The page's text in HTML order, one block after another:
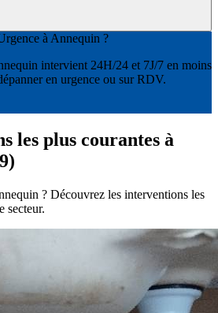
à Annequin ?
intervient 24H/24 et 7J/7 en moins
en urgence ou sur RDV.
les plus courantes à
? Découvrez les interventions les
secteur.